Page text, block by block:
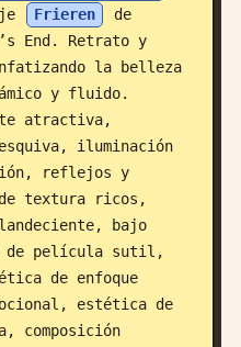
Frieren
de
End. Retrato y
la belleza
y fluido.
atractiva,
iluminación
reflejos y
textura ricos,
bajo
de película sutil,
de enfoque
estética de
composición